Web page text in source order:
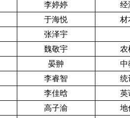
李婷婷
经
于海悦
材
张泽宇
魏敬宇
农
晏翀
中
李睿智
统
李佳晗
英
高子渝
地